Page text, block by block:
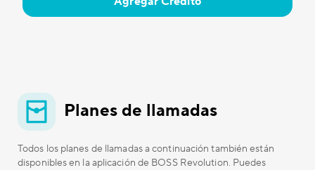
Planes de llamadas
Todos los planes de llamadas a continuación también están
disponibles en la aplicación de BOSS Revolution. Puedes